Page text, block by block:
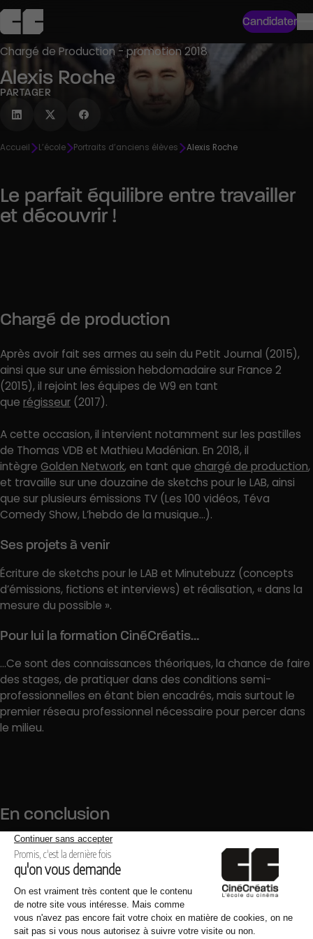
Candidater
Chargé de Production - promotion 2018
Alexis Roche
PARTAGER
Accueil L’école Portraits d’anciens élèves Alexis Roche
Le parfait équilibre entre travailler
et découvrir !
Chargé de production
Après avoir fait ses armes au sein du Petit Journal (2015),
ainsi que sur une émission hebdomadaire sur France 2
(2015), il rejoint les équipes de W9 en tant
que régisseur (2017).
A cette occasion, il intervient notamment sur les pastilles
de Thomas VDB et Mathieu Madénian. En 2018, il
intègre Golden Network, en tant que chargé de production,
et travaille sur une douzaine de sketchs pour le LAB, ainsi
que sur plusieurs émissions TV (Les 100 vidéos, Téva
Comedy Show, L’hebdo de la musique…).
Ses projets à venir
Écriture de sketchs pour le LAB et Minutebuzz (concepts
d’émissions, fictions et interviews) et réalisation, « dans la
mesure du possible ».
Pour lui la formation CinéCréatis…
…Ce sont des connaissances théoriques, la chance de faire
des stages, de pratiquer dans des conditions semi-
professionnelles en étant bien encadrés, mais surtout le
premier réseau professionnel nécessaire pour percer dans
le milieu.
En conclusion
Ses conseils aux futurs diplômés
« Il faut croire en soi, en ses projets, ne jamais dire non au
bénévolat sur les tournages, accepter les critiques, savoir
se remettre en question, respecter l’avis et le travail des
autres, ne pas être trop critique avec un camarade : il sera